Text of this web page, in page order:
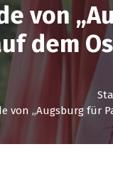
von
dem
von „Augsburg für